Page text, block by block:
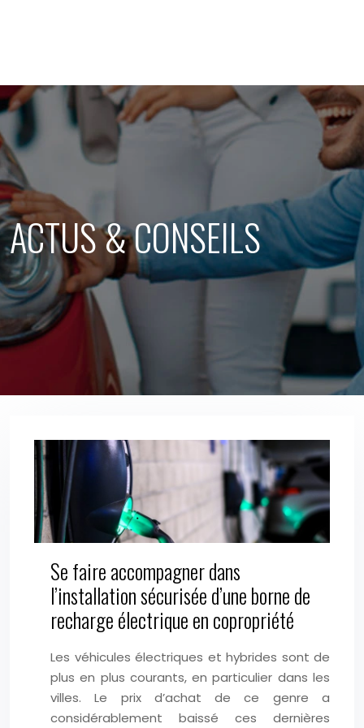
ACTUS & CONSEILS
Se faire accompagner dans
l’installation sécurisée d’une borne de
recharge électrique en copropriété
Les véhicules électriques et hybrides sont de
plus en plus courants, en particulier dans les
villes. Le prix d’achat de ce genre a
considérablement baissé ces dernières